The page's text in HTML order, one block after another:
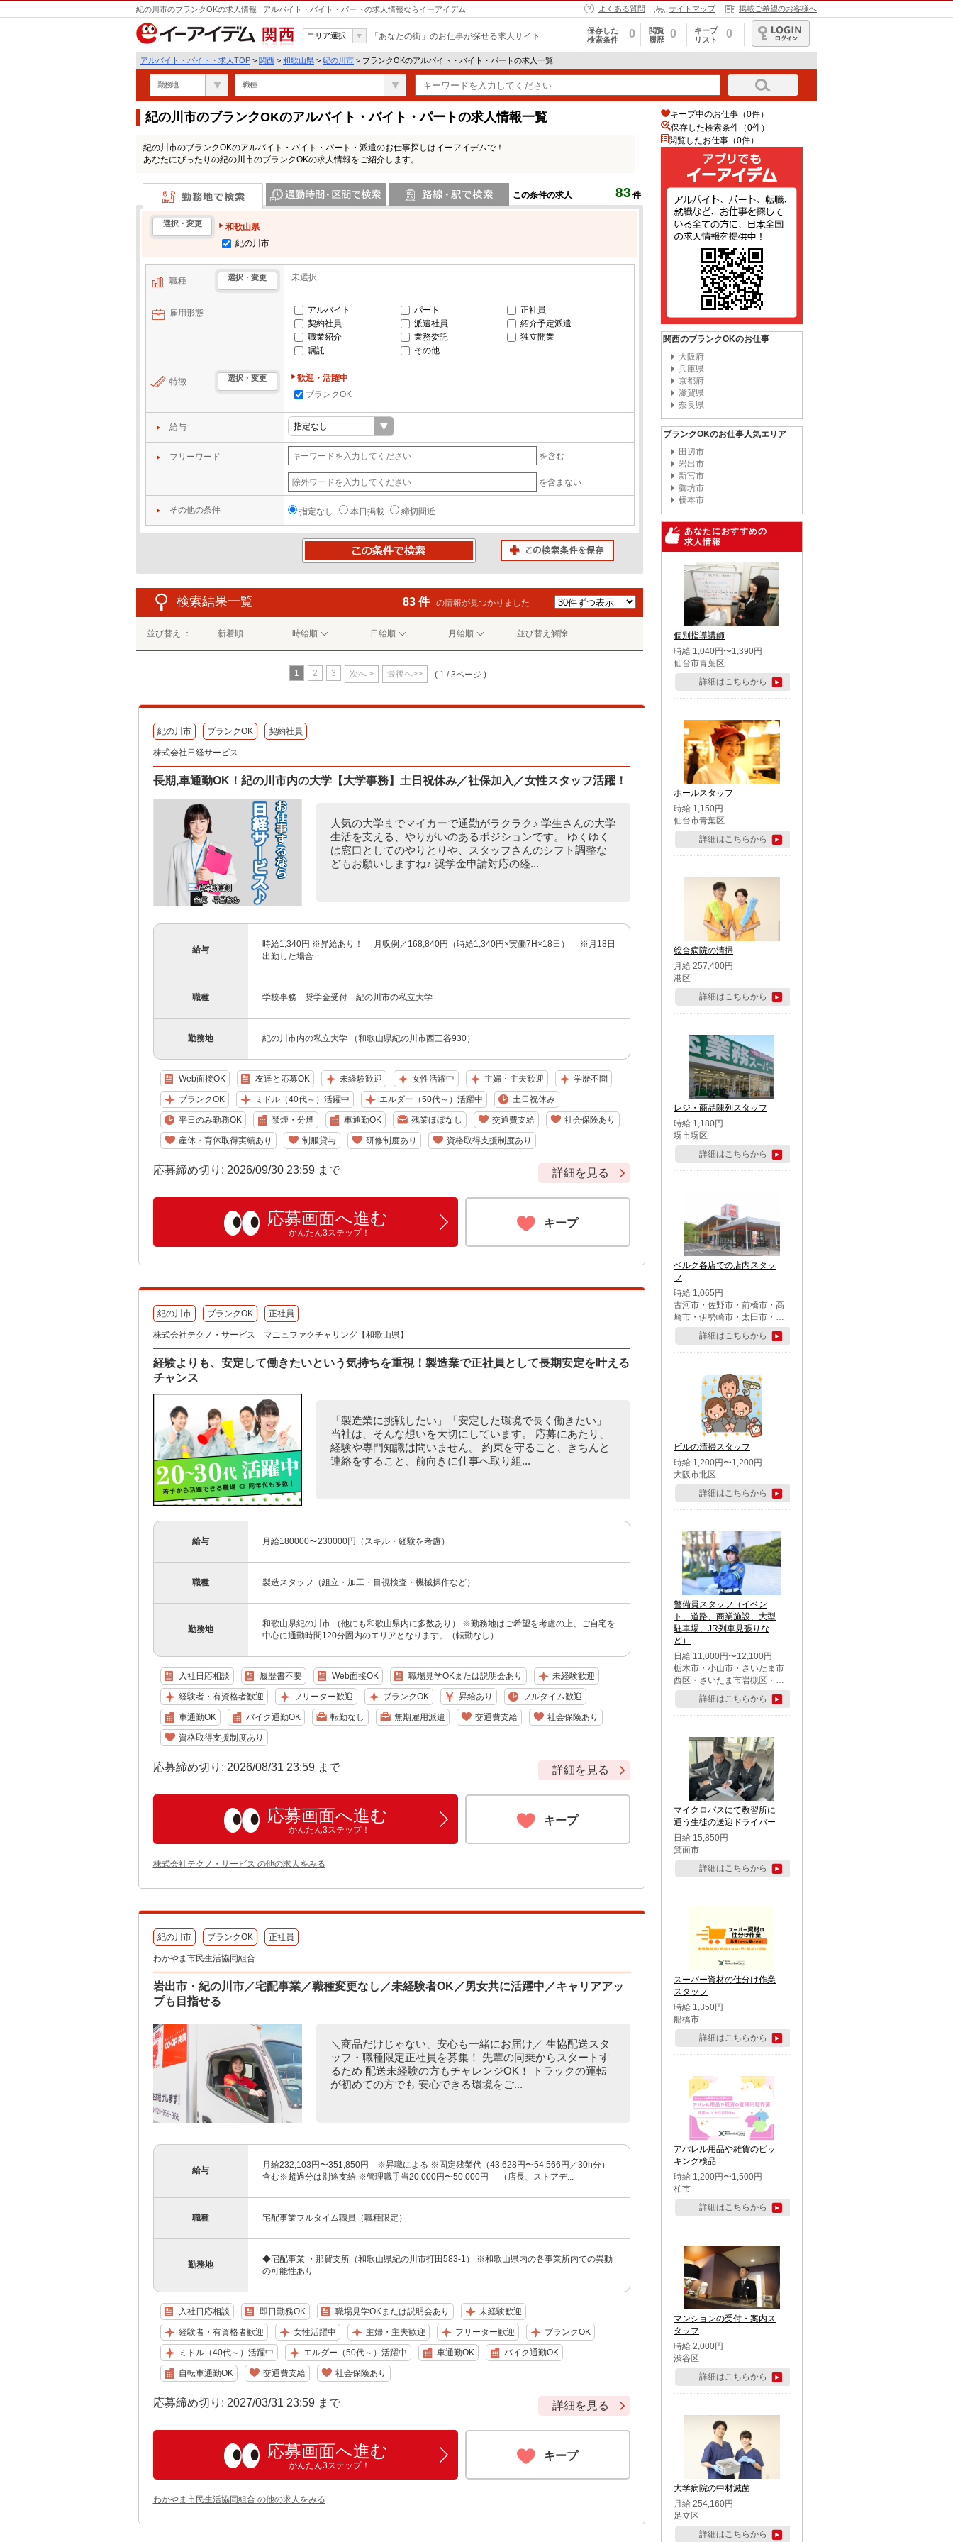
紀の川市のブランクOKの求人情報 | アルバイト・バイト・パートの求人情報ならイーアイデム よくある質問 サイトマップ 掲載ご希望のお客様へ
関西
エリア選択 「あなたの街」のお仕事が探せる求人サイト
保存した
検索条件
0
閲覧
履歴
0
キープ
リスト
0
ログイン
アルバイト・バイト・求人TOP > 関西 > 和歌山県 > 紀の川市 > ブランクOKのアルバイト・バイト・パートの求人一覧
勤務地 職種
紀の川市のブランクOKのアルバイト・バイト・パートの求人情報一覧
紀の川市のブランクOKのアルバイト・バイト・パート・派遣のお仕事探しはイーアイデムで！
あなたにぴったりの紀の川市のブランクOKの求人情報をご紹介します。
この条件の求人 83 件
勤務地で検索
選択・変更
和歌山県
紀の川市
職種 選択・変更 未選択
雇用形態 アルバイト パート
正社員
契約社員
派遣社員
紹介予定派遣
職業紹介
業務委託
独立開業
嘱託
その他
特徴 選択・変更
歓迎・活躍中
ブランクOK
給与
フリーワード を含む
を含まない
その他の条件 指定なし 本日掲載 締切間近
検索結果一覧 83 件 の情報が見つかりました
並び替え ： 新着順 時給順 日給順 月給順 並び替え解除
1 2 3 次へ > 最後へ>> ( 1 / 3ページ )
紀の川市 ブランクOK 契約社員
株式会社日経サービス
長期,車通勤OK！紀の川市内の大学【大学事務】土日祝休み／社保加入／女性スタッフ活躍！
人気の大学までマイカーで通勤がラクラク♪ 学生さんの大学
生活を支える、やりがいのあるポジションです。 ゆくゆく
は窓口としてのやりとりや、スタッフさんのシフト調整な
どもお願いしますね♪ 奨学金申請対応の経...
給与
時給1,340円 ※昇給あり！ 月収例／168,840円（時給1,340円×実働7H×18日） ※月18日
出勤した場合
職種 学校事務 奨学金受付 紀の川市の私立大学
勤務地 紀の川市内の私立大学 （和歌山県紀の川市西三谷930）
Web面接OK 友達と応募OK 未経験歓迎 女性活躍中 主婦・主夫歓迎 学歴不問
ブランクOK ミドル（40代～）活躍中 エルダー（50代～）活躍中 土日祝休み
平日のみ勤務OK 禁煙・分煙 車通勤OK 残業ほぼなし 交通費支給 社会保険あり
産休・育休取得実績あり 制服貸与 研修制度あり 資格取得支援制度あり
応募締め切り: 2026/09/30 23:59 まで 詳細を見る
応募画面へ進む
かんたん3ステップ！
キープ
紀の川市 ブランクOK 正社員
株式会社テクノ・サービス マニュファクチャリング【和歌山県】
経験よりも、安定して働きたいという気持ちを重視！製造業で正社員として長期安定を叶える
チャンス
「製造業に挑戦したい」「安定した環境で長く働きたい」
当社は、そんな想いを大切にしています。 応募にあたり、
経験や専門知識は問いません。 約束を守ること、きちんと
連絡をすること、前向きに仕事へ取り組...
給与 月給180000〜230000円（スキル・経験を考慮）
職種 製造スタッフ（組立・加工・目視検査・機械操作など）
勤務地
和歌山県紀の川市 （他にも和歌山県内に多数あり） ※勤務地はご希望を考慮の上、ご自宅を
中心に通勤時間120分圏内のエリアとなります。（転勤なし）
入社日応相談 履歴書不要 Web面接OK 職場見学OKまたは説明会あり 未経験歓迎
経験者・有資格者歓迎 フリーター歓迎 ブランクOK 昇給あり フルタイム歓迎
車通勤OK バイク通勤OK 転勤なし 無期雇用派遣 交通費支給 社会保険あり
資格取得支援制度あり
応募締め切り: 2026/08/31 23:59 まで 詳細を見る
応募画面へ進む
かんたん3ステップ！
キープ
株式会社テクノ・サービス の他の求人をみる
紀の川市 ブランクOK 正社員
わかやま市民生活協同組合
岩出市・紀の川市／宅配事業／職種変更なし／未経験者OK／男女共に活躍中／キャリアアッ
プも目指せる
＼商品だけじゃない、安心も一緒にお届け／ 生協配送スタ
ッフ・職種限定正社員を募集！ 先輩の同乗からスタートす
るため 配送未経験の方もチャレンジOK！ トラックの運転
が初めての方でも 安心できる環境をご...
給与
月給232,103円〜351,850円 ※昇職による ※固定残業代（43,628円〜54,566円／30h分）
含む※超過分は別途支給 ※管理職手当20,000円〜50,000円 （店長、ストアデ...
職種 宅配事業フルタイム職員（職種限定）
勤務地
◆宅配事業 ・那賀支所（和歌山県紀の川市打田583-1） ※和歌山県内の各事業所内での異動
の可能性あり
入社日応相談 即日勤務OK 職場見学OKまたは説明会あり 未経験歓迎
経験者・有資格者歓迎 女性活躍中 主婦・主夫歓迎 フリーター歓迎 ブランクOK
ミドル（40代～）活躍中 エルダー（50代～）活躍中 車通勤OK バイク通勤OK
自転車通勤OK 交通費支給 社会保険あり
応募締め切り: 2027/03/31 23:59 まで 詳細を見る
応募画面へ進む
かんたん3ステップ！
キープ
わかやま市民生活協同組合 の他の求人をみる
キープ中のお仕事（0件）
保存した検索条件（0件）
閲覧したお仕事（0件）
関西のブランクOKのお仕事
大阪府
兵庫県
京都府
滋賀県
奈良県
ブランクOKのお仕事人気エリア
田辺市
岩出市
新宮市
御坊市
橋本市
あなたにおすすめの
求人情報
個別指導講師
時給 1,040円〜1,390円
仙台市青葉区
詳細はこちらから
ホールスタッフ
時給 1,150円
仙台市青葉区
詳細はこちらから
総合病院の清掃
月給 257,400円
港区
詳細はこちらから
レジ・商品陳列スタッフ
時給 1,180円
堺市堺区
詳細はこちらから
ベルク各店での店内スタッ
フ
時給 1,065円
古河市・佐野市・前橋市・高
崎市・伊勢崎市・太田市・館
林市・藤岡市・大泉町・さい
たま市北区・川越市・熊谷
市・行田市・秩父市・所沢
市・鶴ケ島市・千葉市中央
区・市川市・松戸市・習志野
市・柏市・流山市・八千代
市・足立区・江戸川区・八王
子市・町田市
詳細はこちらから
ビルの清掃スタッフ
時給 1,200円〜1,200円
大阪市北区
詳細はこちらから
警備員スタッフ（イベン
ト、道路、商業施設、大型
駐車場、JR列車見張りな
ど）
日給 11,000円〜12,100円
栃木市・小山市・さいたま市
西区・さいたま市岩槻区・久
喜市・蓮田市
詳細はこちらから
マイクロバスにて教習所に
通う生徒の送迎ドライバー
日給 15,850円
箕面市
詳細はこちらから
スーパー資材の仕分け作業
スタッフ
時給 1,350円
船橋市
詳細はこちらから
アパレル用品や雑貨のピッ
キング検品
時給 1,200円〜1,500円
柏市
詳細はこちらから
マンションの受付・案内ス
タッフ
時給 2,000円
渋谷区
詳細はこちらから
大学病院の中材滅菌
月給 254,160円
足立区
詳細はこちらから